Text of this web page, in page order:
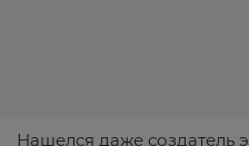
Нашелся даже создатель